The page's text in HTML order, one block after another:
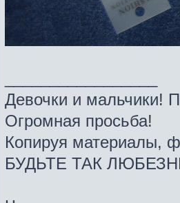
Девочки и мальчики!
Огромная просьба!
Копируя материалы,
БУДЬТЕ ТАК